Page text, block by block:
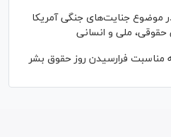
موضوع جنایت‌های جنگی آمریکا
ملی و انسانی
مناسبت فرارسیدن روز حقوق بشر